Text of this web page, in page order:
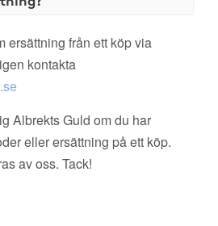
ersättning från ett köp via
kontakta
Albrekts Guld om du har
eller ersättning på ett köp.
av oss. Tack!